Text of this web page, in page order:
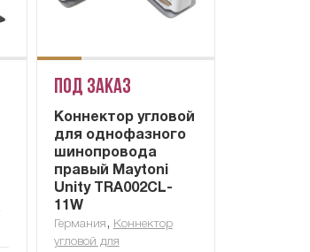
Под заказ
Коннектор угловой
для однофазного
шинопровода
правый Maytoni
Unity TRA002CL-
11W
Германия , Коннектор
угловой для